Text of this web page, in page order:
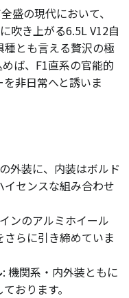
盛の現代において、
吹き上がる6.5L V12自
とも言える贅沢の極
ば、F1直系の官能的
非日常へと誘いま
外装に、内装はボルド
センスな組み合わせ
ンのアルミホイール
らに引き締めていま
: 機関系・内外装ともに
おります。